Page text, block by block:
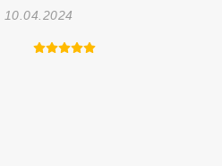
Отзыв Создан
10.04.2024
5 из 5